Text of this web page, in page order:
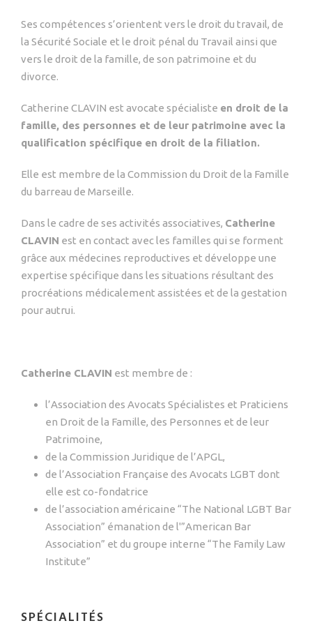
Ses compétences s’orientent vers le droit du travail, de
la Sécurité Sociale et le droit pénal du Travail ainsi que
vers le droit de la famille, de son patrimoine et du
divorce.
Catherine CLAVIN est avocate spécialiste en droit de la
famille, des personnes et de leur patrimoine avec la
qualification spécifique en droit de la filiation.
Elle est membre de la Commission du Droit de la Famille
du barreau de Marseille.
Dans le cadre de ses activités associatives, Catherine
CLAVIN est en contact avec les familles qui se forment
grâce aux médecines reproductives et développe une
expertise spécifique dans les situations résultant des
procréations médicalement assistées et de la gestation
pour autrui.
Catherine CLAVIN est membre de :
l’Association des Avocats Spécialistes et Praticiens
en Droit de la Famille, des Personnes et de leur
Patrimoine,
de la Commission Juridique de l’APGL,
de l’Association Française des Avocats LGBT dont
elle est co-fondatrice
de l’association américaine “The National LGBT Bar
Association” émanation de l'”American Bar
Association” et du groupe interne “The Family Law
Institute”
SPÉCIALITÉS